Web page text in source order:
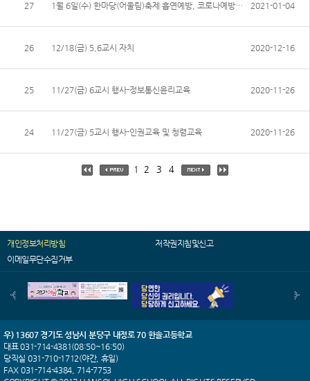
27 1월 6일(수) 한마당(어울림)축제 흡연예방, 코로나예방교육 영상 2021-01-04
26 12/18(금) 5,6교시 자치 2020-12-16
25 11/27(금) 6교시 행사-정보통신윤리교육 2020-11-26
24 11/27(금) 5교시 행사-인권교육 및 청렴교육 2020-11-26
1 2 3 4
개인정보처리방침
저작권지침및신고
이메일무단수집거부
우) 13607 경기도 성남시 분당구 내정로 70 한솔고등학교
대표 031-714-4381(08:50~16:50)
당직실 031-710-1712(야간, 휴일)
FAX 031-714-4384, 714-7753